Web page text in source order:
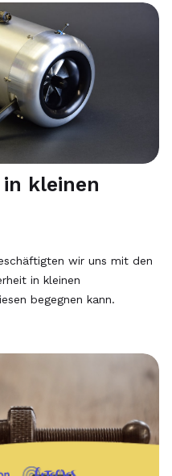
kleinen
wir uns mit den
in kleinen
begegnen kann.